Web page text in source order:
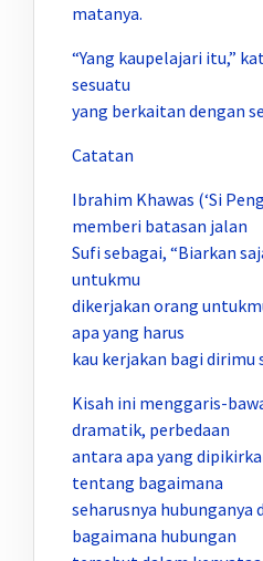
matanya.
“Yang kaupelajari itu,”
sesuatu
yang berkaitan dengan
Catatan
Ibrahim Khawas (‘Si
memberi batasan jalan
Sufi sebagai, “Biarkan
untukmu
dikerjakan orang
apa yang harus
kau kerjakan bagi dirimu
Kisah ini menggaris-
dramatik, perbedaan
antara apa yang
tentang bagaimana
seharusnya hubunganya
bagaimana hubungan